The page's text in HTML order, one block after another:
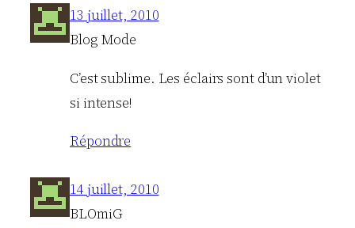
13 juillet, 2010
Blog Mode
C’est sublime. Les éclairs sont d’un violet
si intense!
Répondre
14 juillet, 2010
BLOmiG